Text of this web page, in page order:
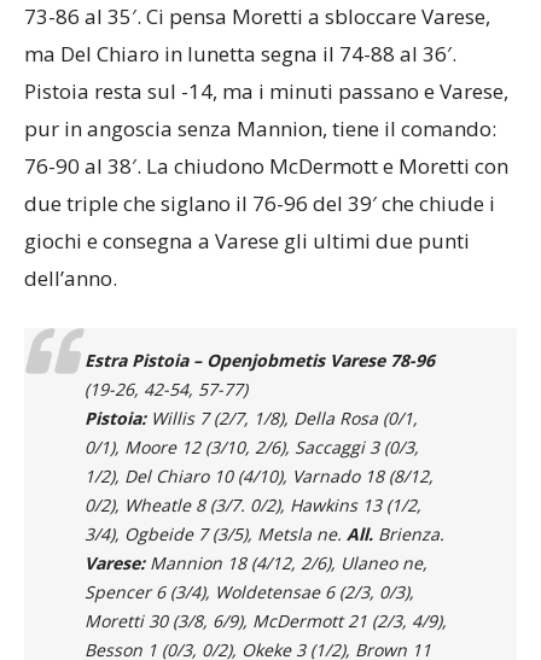
73-86 al 35′. Ci pensa Moretti a sbloccare Varese,
ma Del Chiaro in lunetta segna il 74-88 al 36′.
Pistoia resta sul -14, ma i minuti passano e Varese,
pur in angoscia senza Mannion, tiene il comando:
76-90 al 38′. La chiudono McDermott e Moretti con
due triple che siglano il 76-96 del 39′ che chiude i
giochi e consegna a Varese gli ultimi due punti
dell’anno.
Estra Pistoia – Openjobmetis Varese 78-96
(19-26, 42-54, 57-77)
Pistoia:Willis 7 (2/7, 1/8), Della Rosa (0/1,
0/1), Moore 12 (3/10, 2/6), Saccaggi 3 (0/3,
1/2), Del Chiaro 10 (4/10), Varnado 18 (8/12,
0/2), Wheatle 8 (3/7. 0/2), Hawkins 13 (1/2,
3/4), Ogbeide 7 (3/5), Metsla ne. All. Brienza.
Varese:Mannion 18 (4/12, 2/6), Ulaneo ne,
Spencer 6 (3/4), Woldetensae 6 (2/3, 0/3),
Moretti 30 (3/8, 6/9), McDermott 21 (2/3, 4/9),
Besson 1 (0/3, 0/2), Okeke 3 (1/2), Brown 11